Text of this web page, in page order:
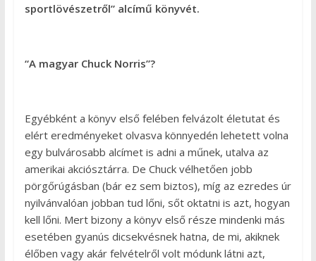
sportlövészetről” alcímű könyvét.
“A magyar Chuck Norris”?
Egyébként a könyv első felében felvázolt életutat és
elért eredményeket olvasva könnyedén lehetett volna
egy bulvárosabb alcímet is adni a műnek, utalva az
amerikai akciósztárra. De Chuck vélhetően jobb
pörgőrúgásban (bár ez sem biztos), míg az ezredes úr
nyilvánvalóan jobban tud lőni, sőt oktatni is azt, hogyan
kell lőni. Mert bizony a könyv első része mindenki más
esetében gyanús dicsekvésnek hatna, de mi, akiknek
élőben vagy akár felvételről volt módunk látni azt,